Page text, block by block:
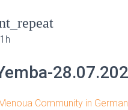
1h
Menoua Community in